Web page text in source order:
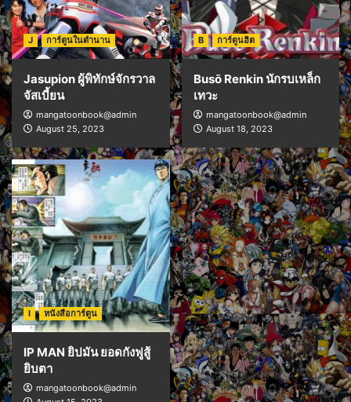
J การ์ตูนในตำนาน
Jasupion ผู้พิทักษ์จักรวาล
จัสเบี้ยน
mangatoonbook@admin
August 25, 2023
B การ์ตูนฮิต
Busō Renkin นักรบเหล็ก
เทวะ
mangatoonbook@admin
August 18, 2023
I หนังสือการ์ตูน
IP MAN ยิปมัน ยอดกังฟูสู้
ยิบตา
mangatoonbook@admin